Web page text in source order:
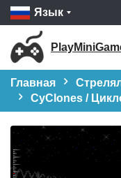
Язык
Главная
CyClones /